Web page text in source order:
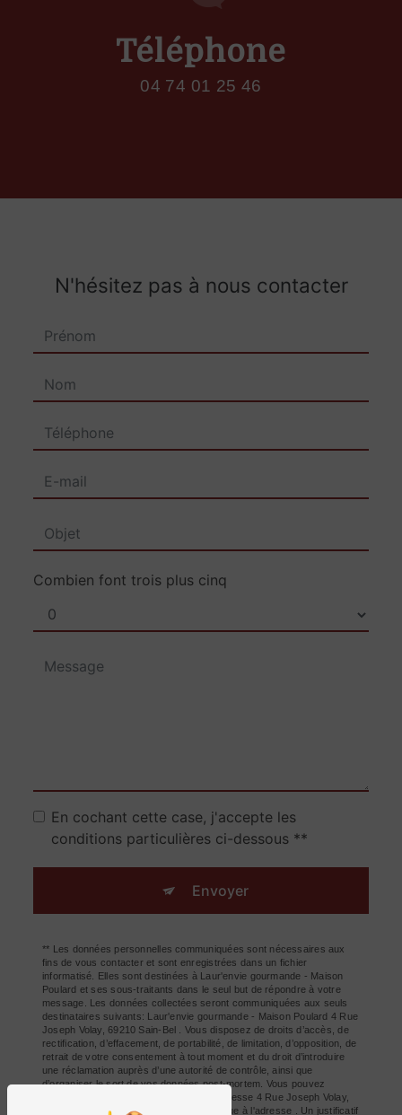
Téléphone
04 74 01 25 46
N'hésitez pas à nous contacter
Combien font trois plus cinq
En cochant cette case, j'accepte les
conditions particulières ci-dessous **
Envoyer
** Les données personnelles communiquées sont nécessaires aux
fins de vous contacter et sont enregistrées dans un fichier
informatisé. Elles sont destinées à Laur'envie gourmande - Maison
Poulard et ses sous-traitants dans le seul but de répondre à votre
message. Les données collectées seront communiquées aux seuls
destinataires suivants: Laur'envie gourmande - Maison Poulard 4 Rue
Joseph Volay, 69210 Sain-Bel . Vous disposez de droits d’accès, de
rectification, d’effacement, de portabilité, de limitation, d’opposition, de
retrait de votre consentement à tout moment et du droit d’introduire
une réclamation auprès d’une autorité de contrôle, ainsi que
d’organiser le sort de vos données post-mortem. Vous pouvez
exercer ces droits par voie postale à l'adresse 4 Rue Joseph Volay,
69210 Sain-Bel ou par courrier électronique à l'adresse . Un justificatif